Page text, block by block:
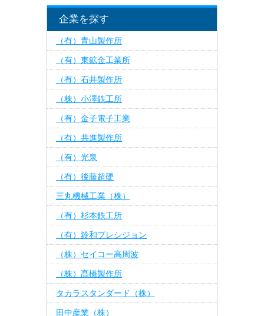
企業を探す
（有）青山製作所
（有）東鉱金工業所
（有）石井製作所
（株）小澤鉄工所
（有）金子電子工業
（有）共進製作所
（有）光泉
（有）後藤超硬
三丸機械工業（株）
（有）杉本鉄工所
（有）鈴和プレシジョン
（株）セイコー高周波
（株）髙橋製作所
タカラスタンダード（株）
田中産業（株）